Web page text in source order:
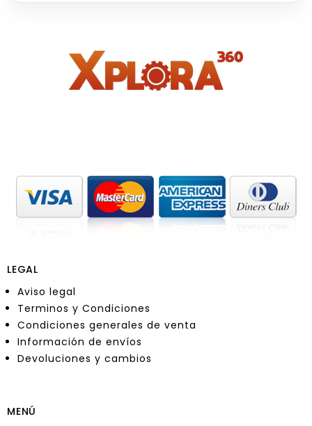
LEGAL
Aviso legal
Terminos y Condiciones
Condiciones generales de venta
Información de envíos
Devoluciones y cambios
MENÚ